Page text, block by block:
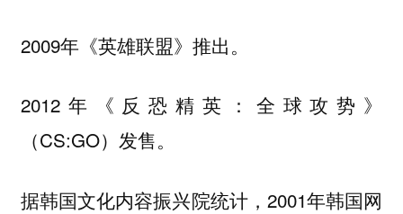
2009年《英雄联盟》推出。
2012年《反恐精英：全球攻势》
（CS:GO）发售。
据韩国文化内容振兴院统计，2001年韩国网